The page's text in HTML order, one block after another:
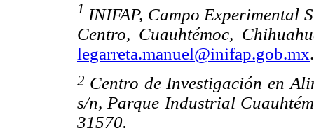
1 INIFAP, Campo Experimental
Centro, Cuauhtémoc,
legarreta.manuel@inifap.gob.mx.
2 Centro de Investigación en
s/n, Parque Industrial
31570.